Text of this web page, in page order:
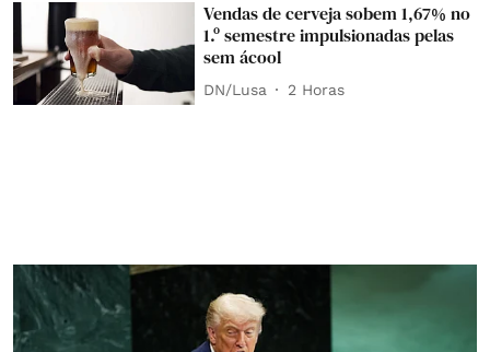
Vendas de cerveja sobem 1,67% no
1.º semestre impulsionadas pelas
sem ácool
DN/Lusa 2 Horas